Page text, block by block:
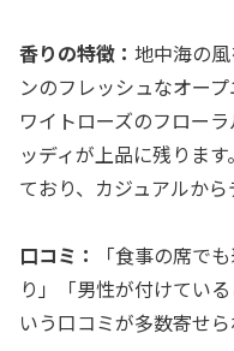
香りの特徴： 地中海の
ンのフレッシュなオー
ワイトローズのフロー
ッディが上品に残りま
ており、カジュアルから
口コミ：
「食事の席で
り」「男性が付けてい
いう口コミが多数寄せら